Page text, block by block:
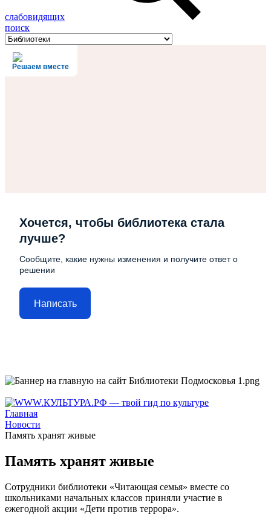
слабовидящих
поиск
Решаем вместе
Хочется, чтобы библиотека стала
лучше?
Сообщите, какие нужны изменения и получите ответ о
решении
Написать
Главная
Новости
Память хранят живые
Память хранят живые
Сотрудники библиотеки «Читающая семья» вместе со
школьниками начальных классов приняли участие в
ежегодной акции «Дети против террора».